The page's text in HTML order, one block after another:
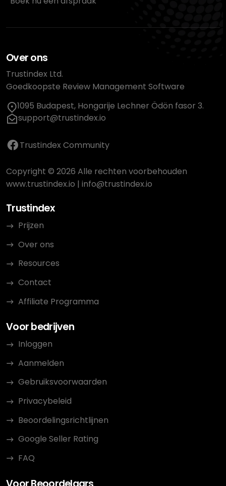
Over ons
Trustindex Ltd.
Goedkoopste Review Management Software
1095 Budapest, Hongarije Lechner Ödön fasor 3.
support@trustindex.io
Trustindex Community
Copyright © 2026 Alle rechten voorbehouden
www.trustindex.io | info@trustindex.io
Trustindex
Prijzen
Over ons
Resources
Contact
Affiliate Programma
Voor bedrijven
Inloggen
Aanmelden
Gebruiksvoorwaarden
Privacybeleid
Beoordelingsrichtlijnen
Google Seller Rating
FAQ